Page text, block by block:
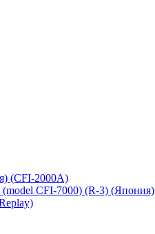
(CFI-2000A)
(model CFI-7000) (R-3) (Япония)